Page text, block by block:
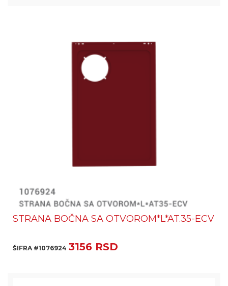
STRANA BOČNA SA OTVOROM*L*AT.35-ECV
ŠIFRA #1076924 3156 RSD